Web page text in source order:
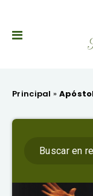
Principal »